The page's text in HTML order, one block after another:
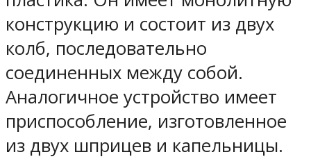
конструкцию и состоит из двух
колб, последовательно
соединенных между собой.
Аналогичное устройство имеет
приспособление, изготовленное
из двух шприцев и капельницы.